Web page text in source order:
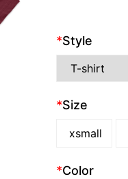
*Style
*Size
xsmall
*Color